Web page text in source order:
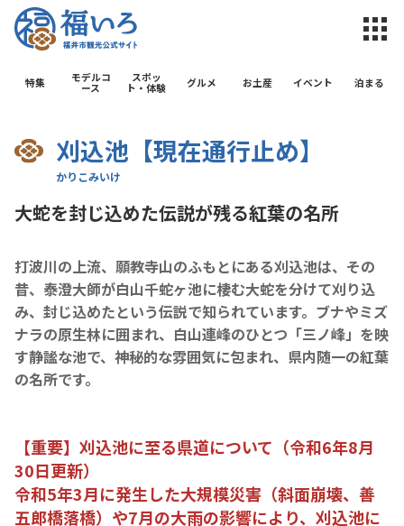
福井市観光
特集
モデルコ
ース
スポッ
ト・体験
グルメ お土産 イベント 泊まる
刈込池【現在通行止め】
大蛇を封じ込めた伝説が残る紅葉の名所
打波川の上流、願教寺山のふもとにある刈込池は、その
昔、泰澄大師が白山千蛇ヶ池に棲む大蛇を分けて刈り込
み、封じ込めたという伝説で知られています。ブナやミズ
ナラの原生林に囲まれ、白山連峰のひとつ「三ノ峰」を映
す静謐な池で、神秘的な雰囲気に包まれ、県内随一の紅葉
の名所です。
【重要】刈込池に至る県道について（令和6年8月
30日更新）
令和5年3月に発生した大規模災害（斜面崩壊、善
五郎橋落橋）や7月の大雨の影響により、刈込池に